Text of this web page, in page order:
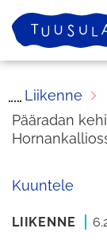
Siirry
sisältöön
Etusivu
Liikenne
Pääradan
Kuuntele
LIIKENNE